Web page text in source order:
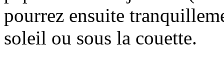
pourrez ensuite
soleil ou sous la couette.